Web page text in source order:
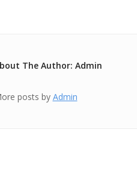
The Author: Admin
posts by Admin